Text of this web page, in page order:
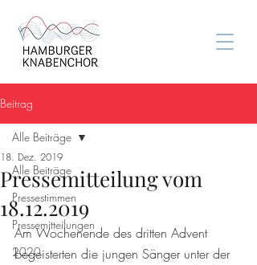
Beitrag
Alle Beiträge
Pressestimmen
Pressemitteilungen
2020
Alle Beiträge
Pressemitteilung vom
18.12.2019
18. Dez. 2019
Am Wochenende des dritten Advent
begeisterten die jungen Sänger unter der